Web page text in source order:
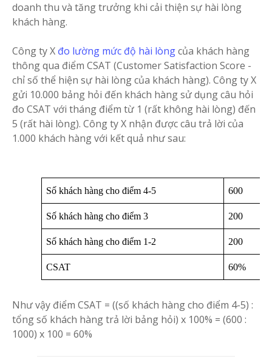
doanh thu và tăng trưởng khi cải thiện sự hài lòng
khách hàng.
Công ty X đo lường mức độ hài lòngcủa khách hàng
thông qua điểm CSAT (Customer Satisfaction Score -
chỉ số thể hiện sự hài lòng của khách hàng). Công ty X
gửi 10.000 bảng hỏi đến khách hàng sử dụng câu hỏi
đo CSAT với tháng điểm từ 1 (rất không hài lòng) đến
5 (rất hài lòng). Công ty X nhận được câu trả lời của
1.000 khách hàng với kết quả như sau:
Số khách hàng cho điểm 4-5 600
Số khách hàng cho điểm 3 200
Số khách hàng cho điểm 1-2 200
CSAT 60%
Như vậy điểm CSAT = ((số khách hàng cho điểm 4-5) :
tổng số khách hàng trả lời bảng hỏi) x 100% = (600 :
1000) x 100 = 60%